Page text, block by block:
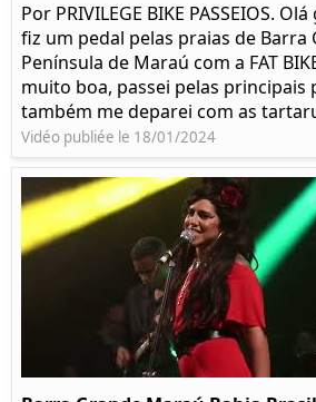
Por PRIVILEGE BIKE PASSEIOS.
fiz um pedal pelas praias de Barra
Península de Maraú com a FAT
muito boa, passei pelas principais
também me deparei com as
Vidéo publiée le 18/01/2024